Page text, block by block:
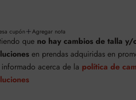
cupón Agregar nota
que no hay cambios de talla y/
en prendas adquiridas en
informado acerca de la política de